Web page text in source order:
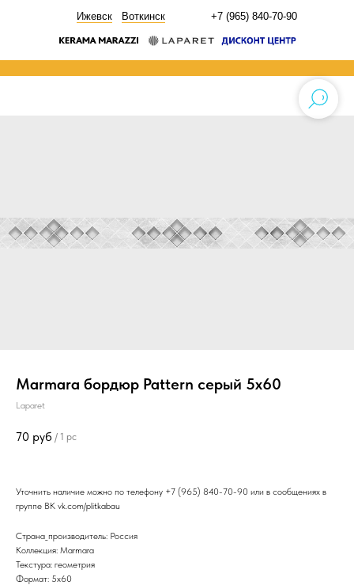
+7 (965) 840-70-90
Ижевск Воткинск
Marmara бордюр Pattern серый 5х60
Laparet
70 руб / 1 pc
Уточнить наличие можно по телефону +7 (965) 840-70-90 или в сообщениях в
группе ВК vk.com/plitkabau
Страна_производитель: Россия
Коллекция: Marmara
Текстура: геометрия
Формат: 5x60